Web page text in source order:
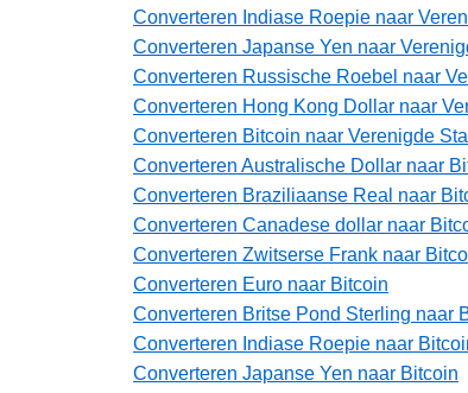
Converteren Indiase Roepie naar
Converteren Japanse Yen naar
Converteren Russische Roebel naar
Converteren Hong Kong Dollar naar
Converteren Bitcoin naar Verenigde
Converteren Australische Dollar naar
Converteren Braziliaanse Real naar
Converteren Canadese dollar naar
Converteren Zwitserse Frank naar
Converteren Euro naar Bitcoin
Converteren Britse Pond Sterling naar
Converteren Indiase Roepie naar
Converteren Japanse Yen naar Bitcoin